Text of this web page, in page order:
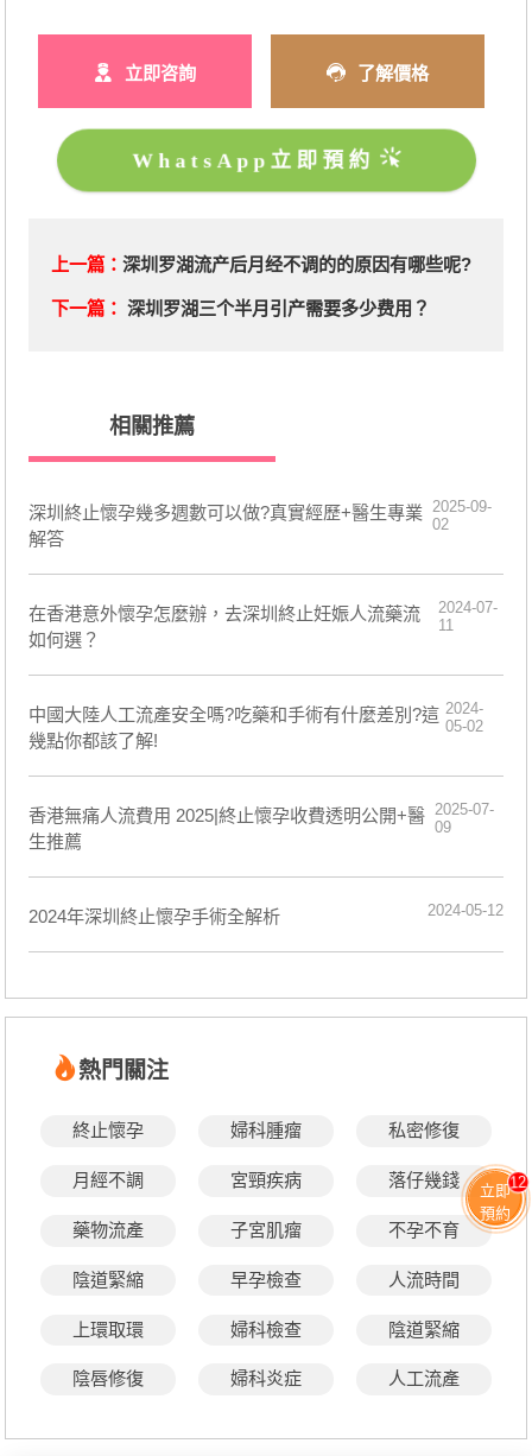
立即咨詢 了解價格
WhatsApp立即預約
上一篇： 深圳罗湖流产后月经不调的的原因有哪些呢?
下一篇： 深圳罗湖三个半月引产需要多少费用？
相關推薦
深圳終止懷孕幾多週數可以做?真實經歷+醫生專業
解答
2025-09-
02
在香港意外懷孕怎麼辦，去深圳終止妊娠人流藥流
如何選？
2024-07-
11
​中國大陸人工流產安全嗎?吃藥和手術有什麼差別?這
幾點你都該了解!
2024-
05-02
香港無痛人流費用 2025|終止懷孕收費透明公開+醫
生推薦
2025-07-
09
2024年深圳終止懷孕手術全解析 2024-05-12
熱門關注
終止懷孕 婦科腫瘤 私密修復
月經不調 宮頸疾病 落仔幾錢
藥物流產 子宮肌瘤 不孕不育
陰道緊縮 早孕檢查 人流時間
上環取環 婦科檢查 陰道緊縮
陰唇修復 婦科炎症 人工流產
立即
預約
12